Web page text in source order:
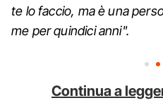
te lo faccio, ma è una
me per quindici anni".
Continua a